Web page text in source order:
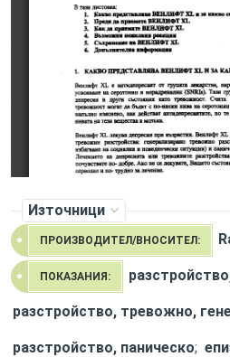
Източници
ПРОИЗВОДИТЕЛ/ВНОСИТЕЛ:
ПОКАЗАНИЯ:
разстройство, тревожно,
разстройство, паническо;